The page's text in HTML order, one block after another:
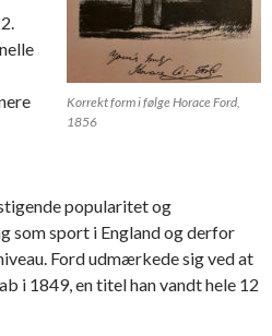
Korrekt form i følge Horace Ford,
1856
popularitet og
som sport i England og derfor
Ford udmærkede sig ved at
i 1849, en titel han vandt hele 12